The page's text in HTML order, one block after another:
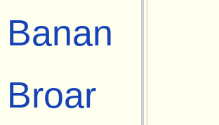
Banan
Broar